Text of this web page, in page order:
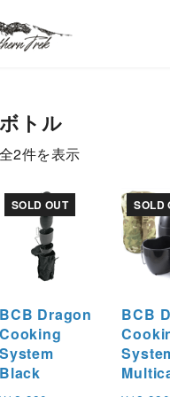
ボトル
全2件を表示新
SOLD OUT
BCB Dragon
Cooking
System
Black
SOLD
BCB